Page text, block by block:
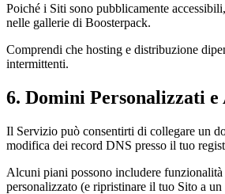
Poiché i Siti sono pubblicamente
nelle gallerie di Boosterpack.
Comprendi che hosting e distribuzione
intermittenti.
6. Domini Personalizzati
Il Servizio può consentirti di collegare un
modifica dei record DNS presso il tuo
Alcuni piani possono includere
personalizzato (e ripristinare il tuo Sito a